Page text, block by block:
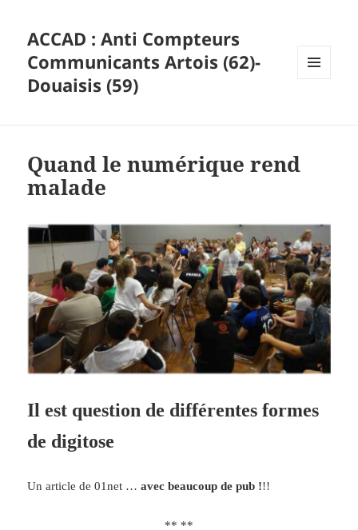
ACCAD : Anti Compteurs
Communicants Artois (62)-
Douaisis (59)
Quand le numérique rend
malade
Il est question de différentes formes
de digitose
Un article de 01net …avec beaucoup de pub !!!
** **